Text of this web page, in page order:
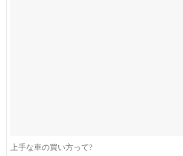
上手な車の買い方って?